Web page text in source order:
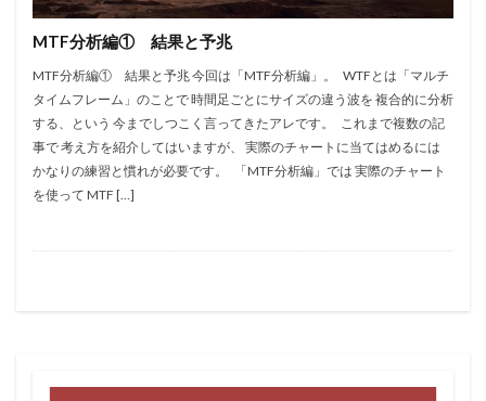
MTF分析編① 結果と予兆
MTF分析編① 結果と予兆 今回は「MTF分析編」。 WTFとは「マルチ
タイムフレーム」のことで 時間足ごとにサイズの違う波を 複合的に分析
する、という 今までしつこく言ってきたアレです。 これまで複数の記
事で 考え方を紹介してはいますが、 実際のチャートに当てはめるには
かなりの練習と慣れが必要です。 「MTF分析編」では 実際のチャート
を使って MTF […]